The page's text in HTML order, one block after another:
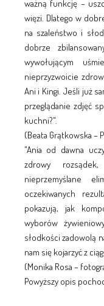
ważną funkcję –
więzi. Dlatego w
na szaleństwo i
dobrze
wywołującym
nieprzyzwoicie
Ani i Kingi. Jeśli już
przeglądanie zdjęć
kuchni?".
(Beata Grątkowska –
"Ania od dawna
zdrowy
nieprzemyślane
oczekiwanych
pokazują, jak
wyborów
słodkości zadowolą
nam się kojarzyć z
(Monika Rosa –
Powyższy opis